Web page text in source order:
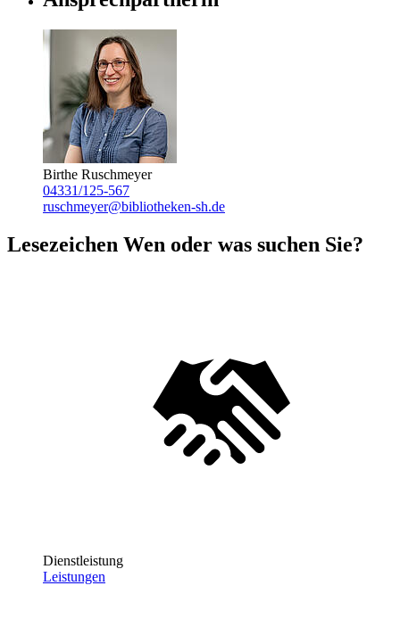
Birthe Ruschmeyer
04331/125-567
ruschmeyer@bibliotheken-sh.de
Lesezeichen Wen oder was suchen Sie?
Dienstleistung
Leistungen